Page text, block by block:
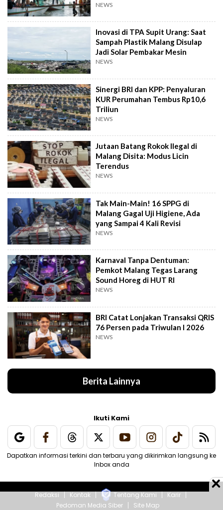
NEWS
Inovasi di TPA Supit Urang: Saat
Sampah Plastik Malang Disulap
Jadi Solar Pembakar Mesin
NEWS
Sinergi BRI dan KPP: Penyaluran
KUR Perumahan Tembus Rp10,6
Triliun
NEWS
Jutaan Batang Rokok Ilegal di
Malang Disita: Modus Licin
Terendus
NEWS
Tak Main-Main! 16 SPPG di
Malang Gagal Uji Higiene, Ada
yang Sampai 4 Kali Revisi
NEWS
Karnaval Tanpa Dentuman:
Pemkot Malang Tegas Larang
Sound Horeg di HUT RI
NEWS
BRI Catat Lonjakan Transaksi QRIS
76 Persen pada Triwulan I 2026
NEWS
Berita Lainnya
Ikuti Kami
Dapatkan informasi terkini dan terbaru yang dikirimkan langsung ke
Inbox anda
Redaksi Kontak Tentang Kami
Karir
Pedoman Media Siber
Site Map